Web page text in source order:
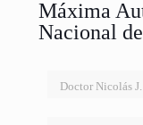
Máxima
Nacional
Doctor Nicolás